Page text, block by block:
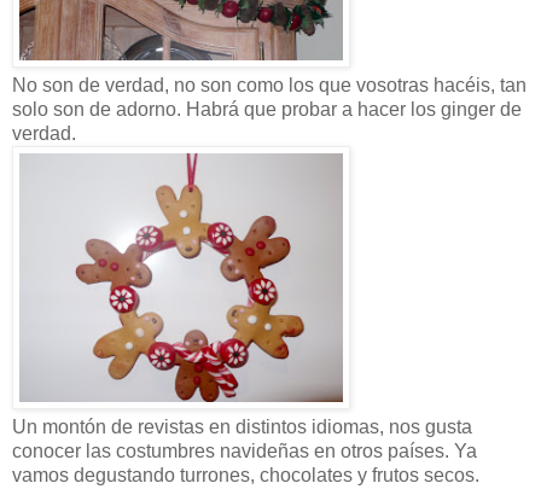
No son de verdad, no son como los que vosotras hacéis, tan
solo son de adorno. Habrá que probar a hacer los ginger de
verdad.
Un montón de revistas en distintos idiomas, nos gusta
conocer las costumbres navideñas en otros países. Ya
vamos degustando turrones, chocolates y frutos secos.